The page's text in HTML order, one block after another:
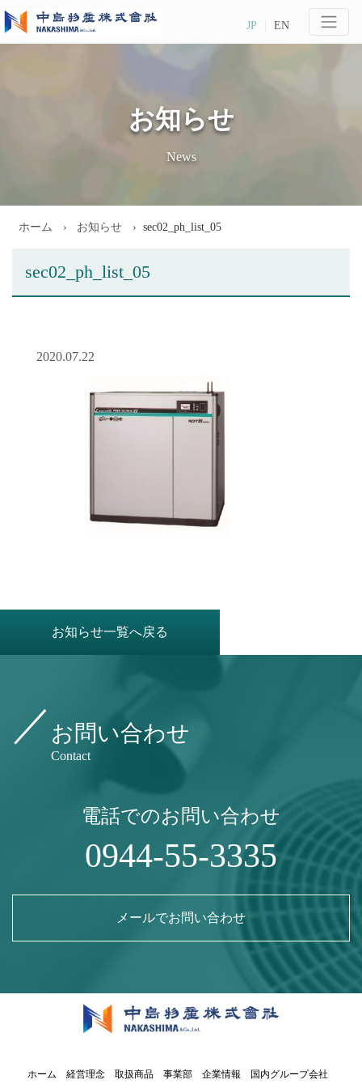
EN
JP
お知らせ
News
ホーム お知らせ sec02_ph_list_05
sec02_ph_list_05
2020.07.22
お知らせ一覧へ戻る
お問い合わせ
Contact
電話でのお問い合わせ
0944-55-3335
メールでお問い合わせ
ホーム 経営理念 取扱商品 事業部 企業情報 国内グループ会社